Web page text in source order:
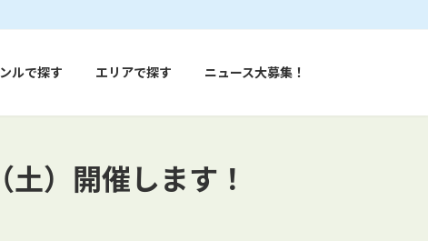
ルで探す エリアで探す ニュース大募集！
）開催します！